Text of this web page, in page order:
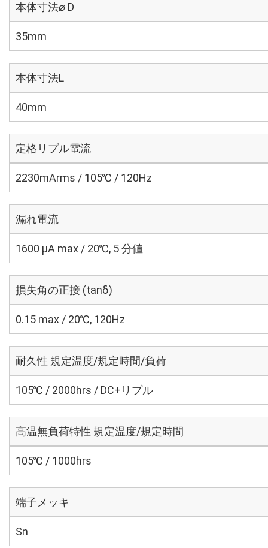
本体寸法⌀ D
35mm
本体寸法L
40mm
定格リプル電流
2230mArms / 105℃ / 120Hz
漏れ電流
1600 μA max / 20℃, 5 分値
損失角の正接 (tanδ)
0.15 max / 20℃, 120Hz
耐久性 規定温度/規定時間/負荷
105℃ / 2000hrs / DC+リプル
高温無負荷特性 規定温度/規定時間
105℃ / 1000hrs
端子メッキ
Sn